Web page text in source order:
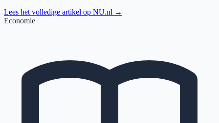
Lees het volledige artikel op NU.nl →
Economie